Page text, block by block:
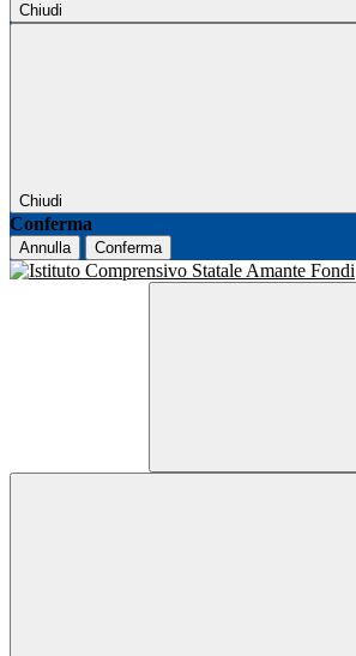
Chiudi
Chiudi
Conferma
Annulla Conferma